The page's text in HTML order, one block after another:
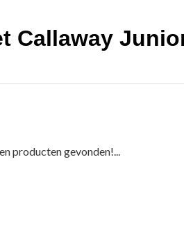
Callaway
producten gevonden!...